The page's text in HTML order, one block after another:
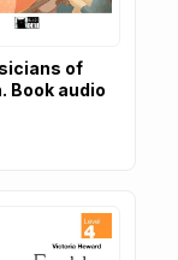
of
Book audio